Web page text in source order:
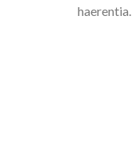
haerentia.